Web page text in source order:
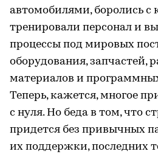
автомобилями, боролись с
тренировали персонал и
процессы под мировых
оборудования, запчастей,
материалов и
Теперь, кажется, многое
с нуля. Но беда в том, что
придется без привычных
их поддержки, последних